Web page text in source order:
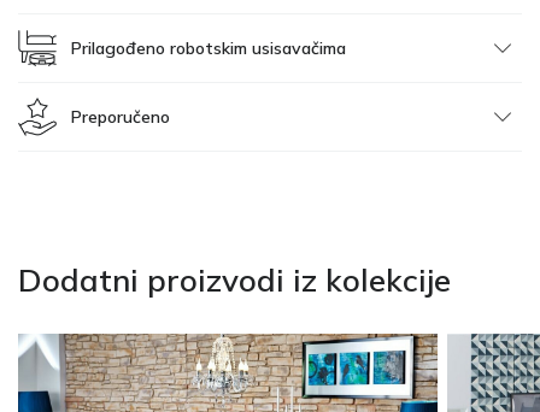
Prilagođeno robotskim usisavačima
Preporučeno
Dodatni proizvodi iz kolekcije